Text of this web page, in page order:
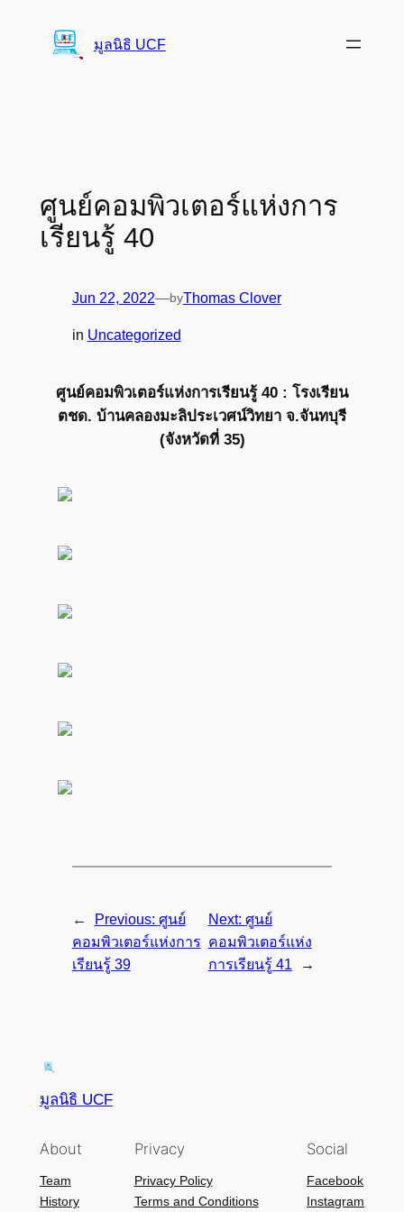
มูลนิธิ UCF
ศูนย์คอมพิวเตอร์แห่งการ
เรียนรู้ 40
Jun 22, 2022—byThomas Clover
in Uncategorized
ศูนย์คอมพิวเตอร์แห่งการเรียนรู้ 40 : โรงเรียน
ตชด. บ้านคลองมะลิประเวศน์วิทยา จ.จันทบุรี
(จังหวัดที่ 35)
← Previous: ศูนย์
คอมพิวเตอร์แห่งการ
เรียนรู้ 39
Next: ศูนย์
คอมพิวเตอร์แห่ง
การเรียนรู้ 41
→
มูลนิธิ UCF
About
Team
History
Privacy
Privacy Policy
Terms and Conditions
Social
Facebook
Instagram